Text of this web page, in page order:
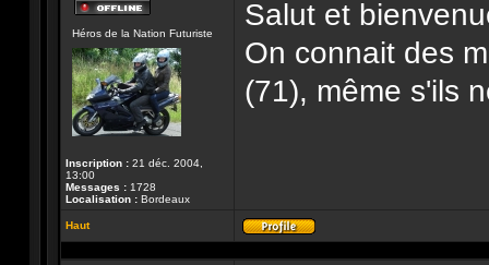
ligne
Héros de la Nation Futuriste
Inscription : 21 déc. 2004,
13:00
Messages : 1728
Localisation : Bordeaux
Salut et
On connait des
(71), même s'ils
Haut
Profil